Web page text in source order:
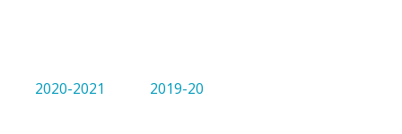
2020-2021
2019-20